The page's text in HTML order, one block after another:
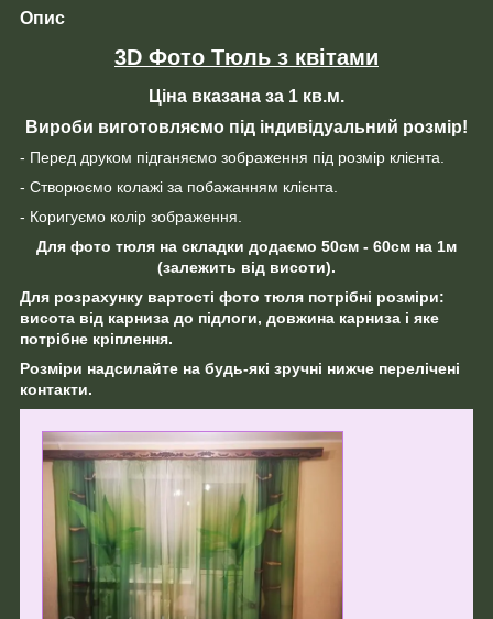
Опис
3D Фото Тюль з квітами
Ціна вказана за 1 кв.м.
Вироби виготовляємо під індивідуальний розмір!
- Перед друком підганяємо зображення під розмір клієнта.
- Створюємо колажі за побажанням клієнта.
- Коригуємо колір зображення.
Для фото тюля на складки додаємо 50см - 60см на 1м
(залежить від висоти).
Для розрахунку вартості фото тюля потрібні розміри:
висота від карниза до підлоги, довжина карниза і яке
потрібне кріплення.
Розміри надсилайте на будь-які зручні нижче перелічені
контакти.